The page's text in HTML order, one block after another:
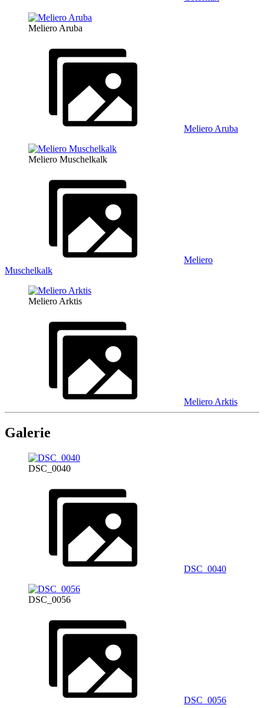
Meliero Aruba
Meliero Aruba
Meliero Muschelkalk
Meliero
Muschelkalk
Meliero Arktis
Meliero Arktis
Galerie
DSC_0040
DSC_0040
DSC_0056
DSC_0056